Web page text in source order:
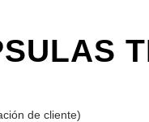
de cliente)